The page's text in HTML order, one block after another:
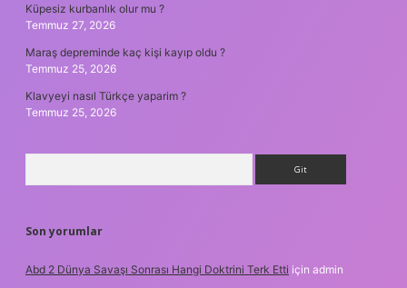
Küpesiz kurbanlık olur mu ?
Temmuz 27, 2026
Maraş depreminde kaç kişi kayıp oldu ?
Temmuz 25, 2026
Klavyeyi nasıl Türkçe yaparim ?
Temmuz 25, 2026
Son yorumlar
Abd 2 Dünya Savaşı Sonrası Hangi Doktrini Terk Etti için admin